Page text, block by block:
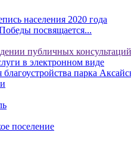
населения 2020 года
посвящается...
публичных консультаций
в электронном виде
парка
поселение